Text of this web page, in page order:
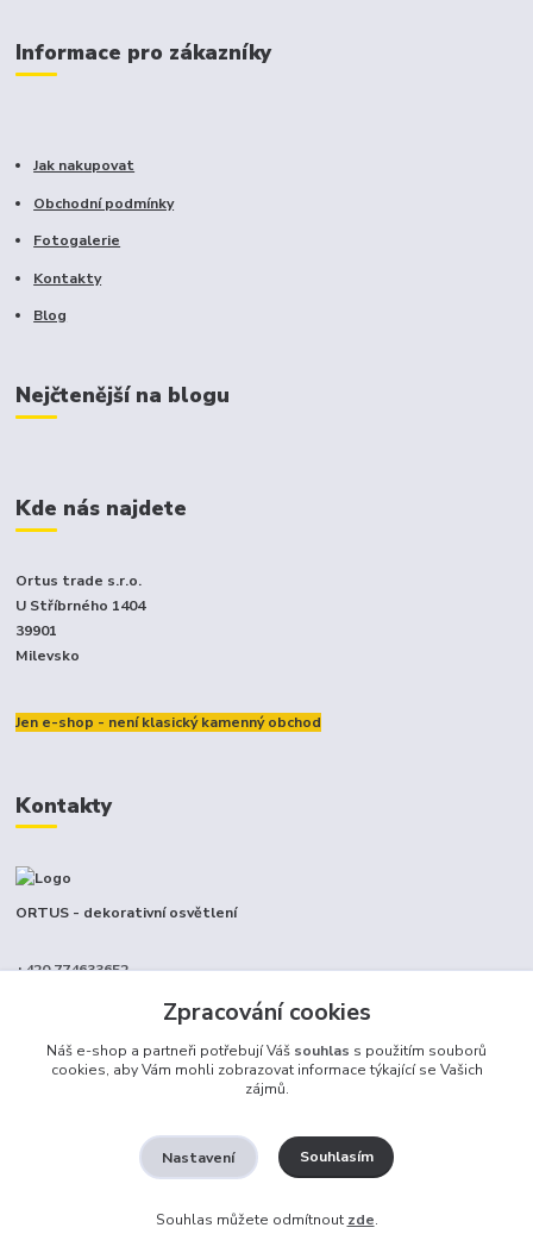
Informace pro zákazníky
Jak nakupovat
Obchodní podmínky
Fotogalerie
Kontakty
Blog
Nejčtenější na blogu
Kde nás najdete
Ortus trade s.r.o.
U Stříbrného 1404
39901
Milevsko
Jen e-shop - není klasický kamenný obchod
Kontakty
ORTUS - dekorativní osvětlení
+420 774633652
Vytvořeno na
Eshop-rychle.cz
Zpracování cookies
Náš e-shop a partneři potřebují Váš souhlas s použitím souborů
cookies, aby Vám mohli zobrazovat informace týkající se Vašich
zájmů.
Nastavení Souhlasím
Souhlas můžete odmítnout zde.